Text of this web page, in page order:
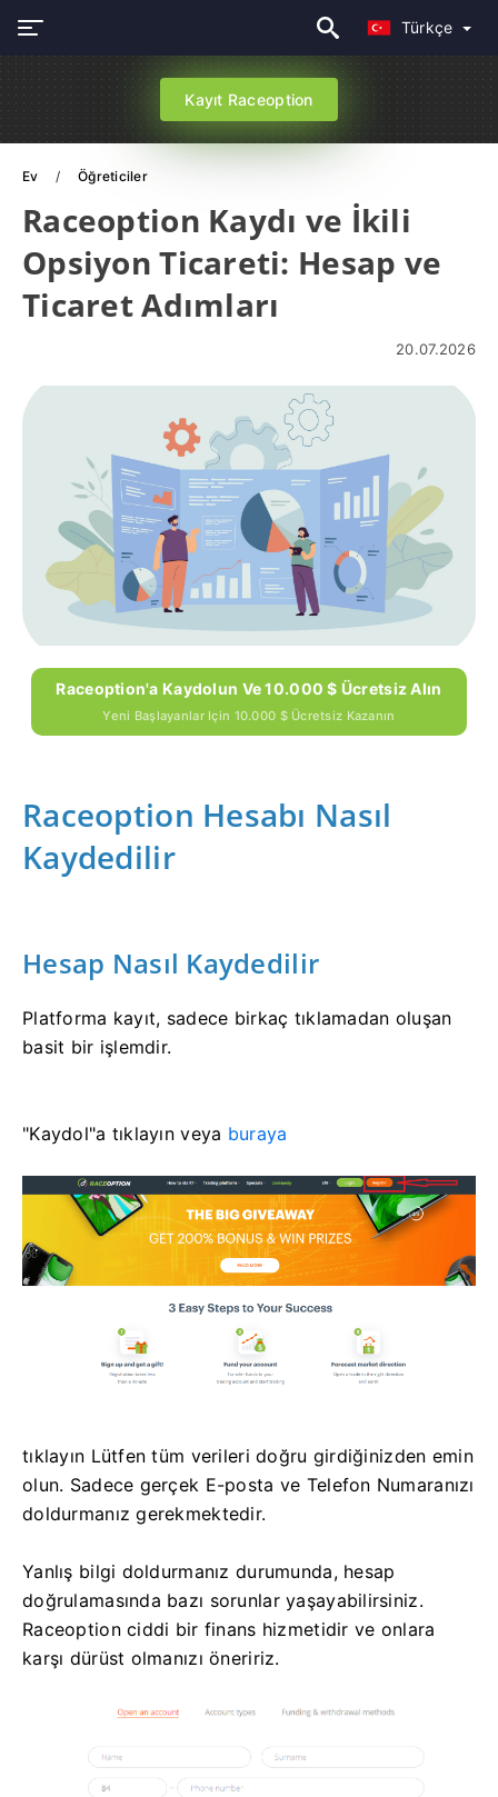
Türkçe
Kayıt Raceoption
Ev Öğreticiler
Raceoption Kaydı ve İkili
Opsiyon Ticareti: Hesap ve
Ticaret Adımları
20.07.2026
Raceoption'a Kaydolun Ve 10.000 $ Ücretsiz Alın
Yeni Başlayanlar Için 10.000 $ Ücretsiz Kazanın
Raceoption Hesabı Nasıl
Kaydedilir
Hesap Nasıl Kaydedilir
Platforma kayıt, sadece birkaç tıklamadan oluşan
basit bir işlemdir.
"Kaydol"a tıklayın veya buraya
tıklayın Lütfen tüm verileri doğru girdiğinizden emin
olun. Sadece gerçek E-posta ve Telefon Numaranızı
doldurmanız gerekmektedir.
Yanlış bilgi doldurmanız durumunda, hesap
doğrulamasında bazı sorunlar yaşayabilirsiniz.
Raceoption ciddi bir finans hizmetidir ve onlara
karşı dürüst olmanızı öneririz.